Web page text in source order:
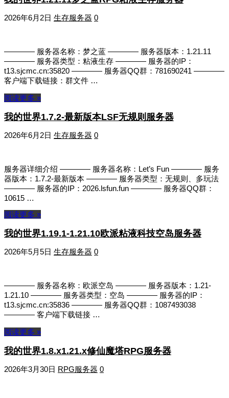
2026年6月2日 生存服务器 0
———— 服务器名称：梦之蓝 ———— 服务器版本：1.21.11
———— 服务器类型：粘液生存 ———— 服务器的IP：
t13.sjcmc.cn:35820 ———— 服务器QQ群：781690241 ————
客户端下载链接：群文件 …
阅读更多 »
我的世界1.7.2-最新版本LSF无规则服务器
2026年6月2日 生存服务器 0
服务器详细介绍 ———— 服务器名称：Let’s Fun ———— 服务
器版本：1.7.2-最新版本 ———— 服务器类型：无规则、多玩法
———— 服务器的IP：2026.lsfun.fun ———— 服务器QQ群：
10615 …
阅读更多 »
我的世界1.19.1-1.21.10欧派粘液科技空岛服务器
2026年5月5日 生存服务器 0
———— 服务器名称：欧派空岛 ———— 服务器版本：1.21-
1.21.10 ———— 服务器类型：空岛 ———— 服务器的IP：
t13.sjcmc.cn:35836 ———— 服务器QQ群：1087493038
———— 客户端下载链接 …
阅读更多 »
我的世界1.8.x1.21.x修仙魔塔RPG服务器
2026年3月30日 RPG服务器 0